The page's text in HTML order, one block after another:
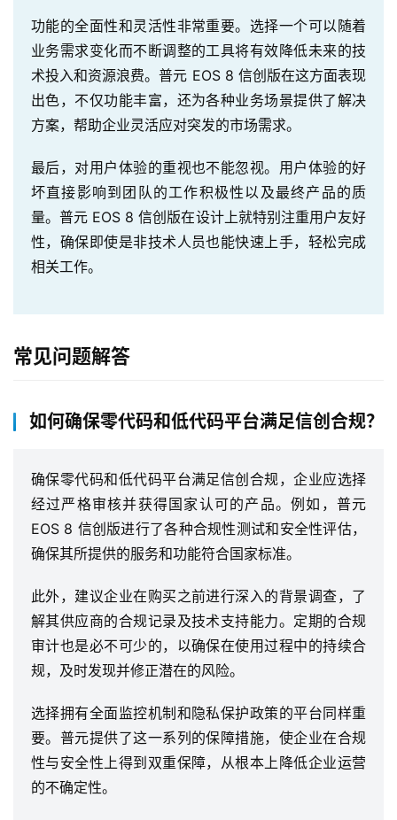
生
合
务
与
持
元
系
功能的全面性和灵活性非常重要。选择一个可以随着
业务需求变化而不断调整的工具将有效降低未来的技
术投入和资源浪费。普元 EOS 8 信创版在这方面表现
出色，不仅功能丰富，还为各种业务场景提供了解决
方案，帮助企业灵活应对突发的市场需求。
最后，对用户体验的重视也不能忽视。用户体验的好
坏直接影响到团队的工作积极性以及最终产品的质
量。普元 EOS 8 信创版在设计上就特别注重用户友好
性，确保即使是非技术人员也能快速上手，轻松完成
相关工作。
常见问题解答
如何确保零代码和低代码平台满足信创合规？
确保零代码和低代码平台满足信创合规，企业应选择
经过严格审核并获得国家认可的产品。例如，普元
EOS 8 信创版进行了各种合规性测试和安全性评估，
确保其所提供的服务和功能符合国家标准。
此外，建议企业在购买之前进行深入的背景调查，了
解其供应商的合规记录及技术支持能力。定期的合规
审计也是必不可少的，以确保在使用过程中的持续合
规，及时发现并修正潜在的风险。
选择拥有全面监控机制和隐私保护政策的平台同样重
要。普元提供了这一系列的保障措施，使企业在合规
性与安全性上得到双重保障，从根本上降低企业运营
的不确定性。